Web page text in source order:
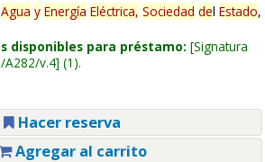
Agua y Energía Eléctrica, Sociedad del Estado,
disponibles para préstamo: Signatura
A282/v.4 (1).
Hacer reserva
Agregar al carrito